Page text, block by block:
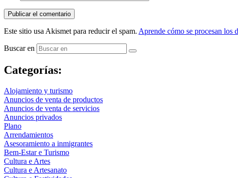
Este sitio usa Akismet para reducir el spam. Aprende cómo se procesan los
Buscar en
Categorías:
Alojamiento y turismo
Anuncios de venta de productos
Anuncios de venta de servicios
Anuncios privados
Plano
Arrendamientos
Asesoramiento a inmigrantes
Bem-Estar e Turismo
Cultura e Artes
Cultura e Artesanato